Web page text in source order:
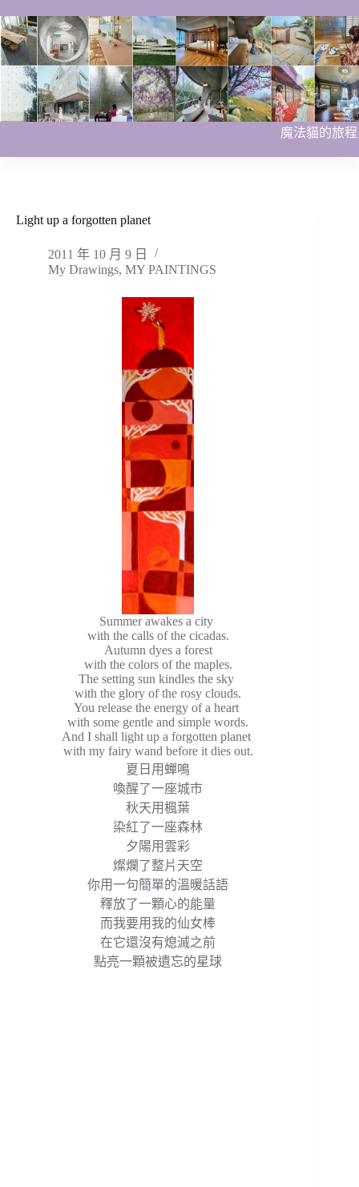
至
主
要
內
容
魔法貓的旅程
Light up a forgotten planet
2011 年 10 月 9 日
My Drawings, MY PAINTINGS
Summer awakes a city
with the calls of the cicadas.
Autumn dyes a forest
with the colors of the maples.
The setting sun kindles the sky
with the glory of the rosy clouds.
You release the energy of a heart
with some gentle and simple words.
And I shall light up a forgotten planet
with my fairy wand before it dies out.
夏日用蟬鳴
喚醒了一座城市
秋天用楓葉
染紅了一座森林
夕陽用雲彩
燦爛了整片天空
你用一句簡單的溫暖話語
釋放了一顆心的能量
而我要用我的仙女棒
在它還沒有熄滅之前
點亮一顆被遺忘的星球